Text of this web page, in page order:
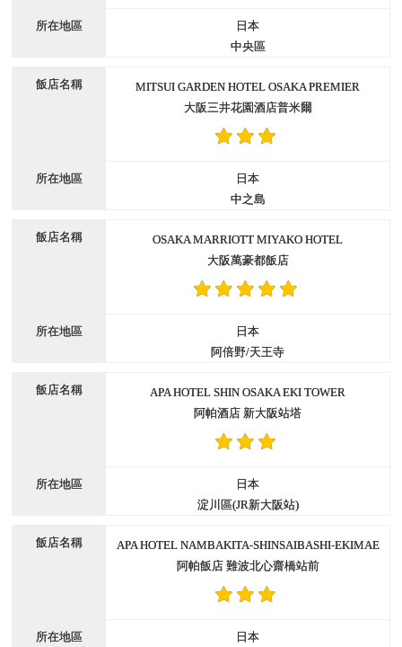
日本
中央區
MITSUI GARDEN HOTEL OSAKA PREMIER
大阪三井花園酒店普米爾
日本
中之島
OSAKA MARRIOTT MIYAKO HOTEL
大阪萬豪都飯店
日本
阿倍野/天王寺
APA HOTEL SHIN OSAKA EKI TOWER
阿帕酒店 新大阪站塔
日本
淀川區(JR新大阪站)
APA HOTEL NAMBAKITA-SHINSAIBASHI-EKIMAE
阿帕飯店 難波北心齋橋站前
日本